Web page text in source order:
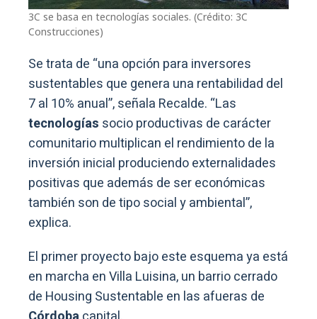
3C se basa en tecnologías sociales. (Crédito: 3C
Construcciones)
Se trata de “una opción para inversores
sustentables que genera una rentabilidad del
7 al 10% anual”, señala Recalde. “Las
tecnologías socio productivas de carácter
comunitario multiplican el rendimiento de la
inversión inicial produciendo externalidades
positivas que además de ser económicas
también son de tipo social y ambiental”,
explica.
El primer proyecto bajo este esquema ya está
en marcha en Villa Luisina, un barrio cerrado
de Housing Sustentable en las afueras de